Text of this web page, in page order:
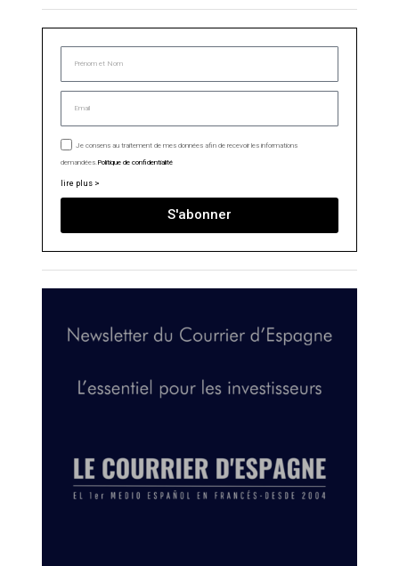
Je consens au traitement de mes données afin de recevoir les informations
demandées. Politique de confidentialité
lire plus >
S'abonner